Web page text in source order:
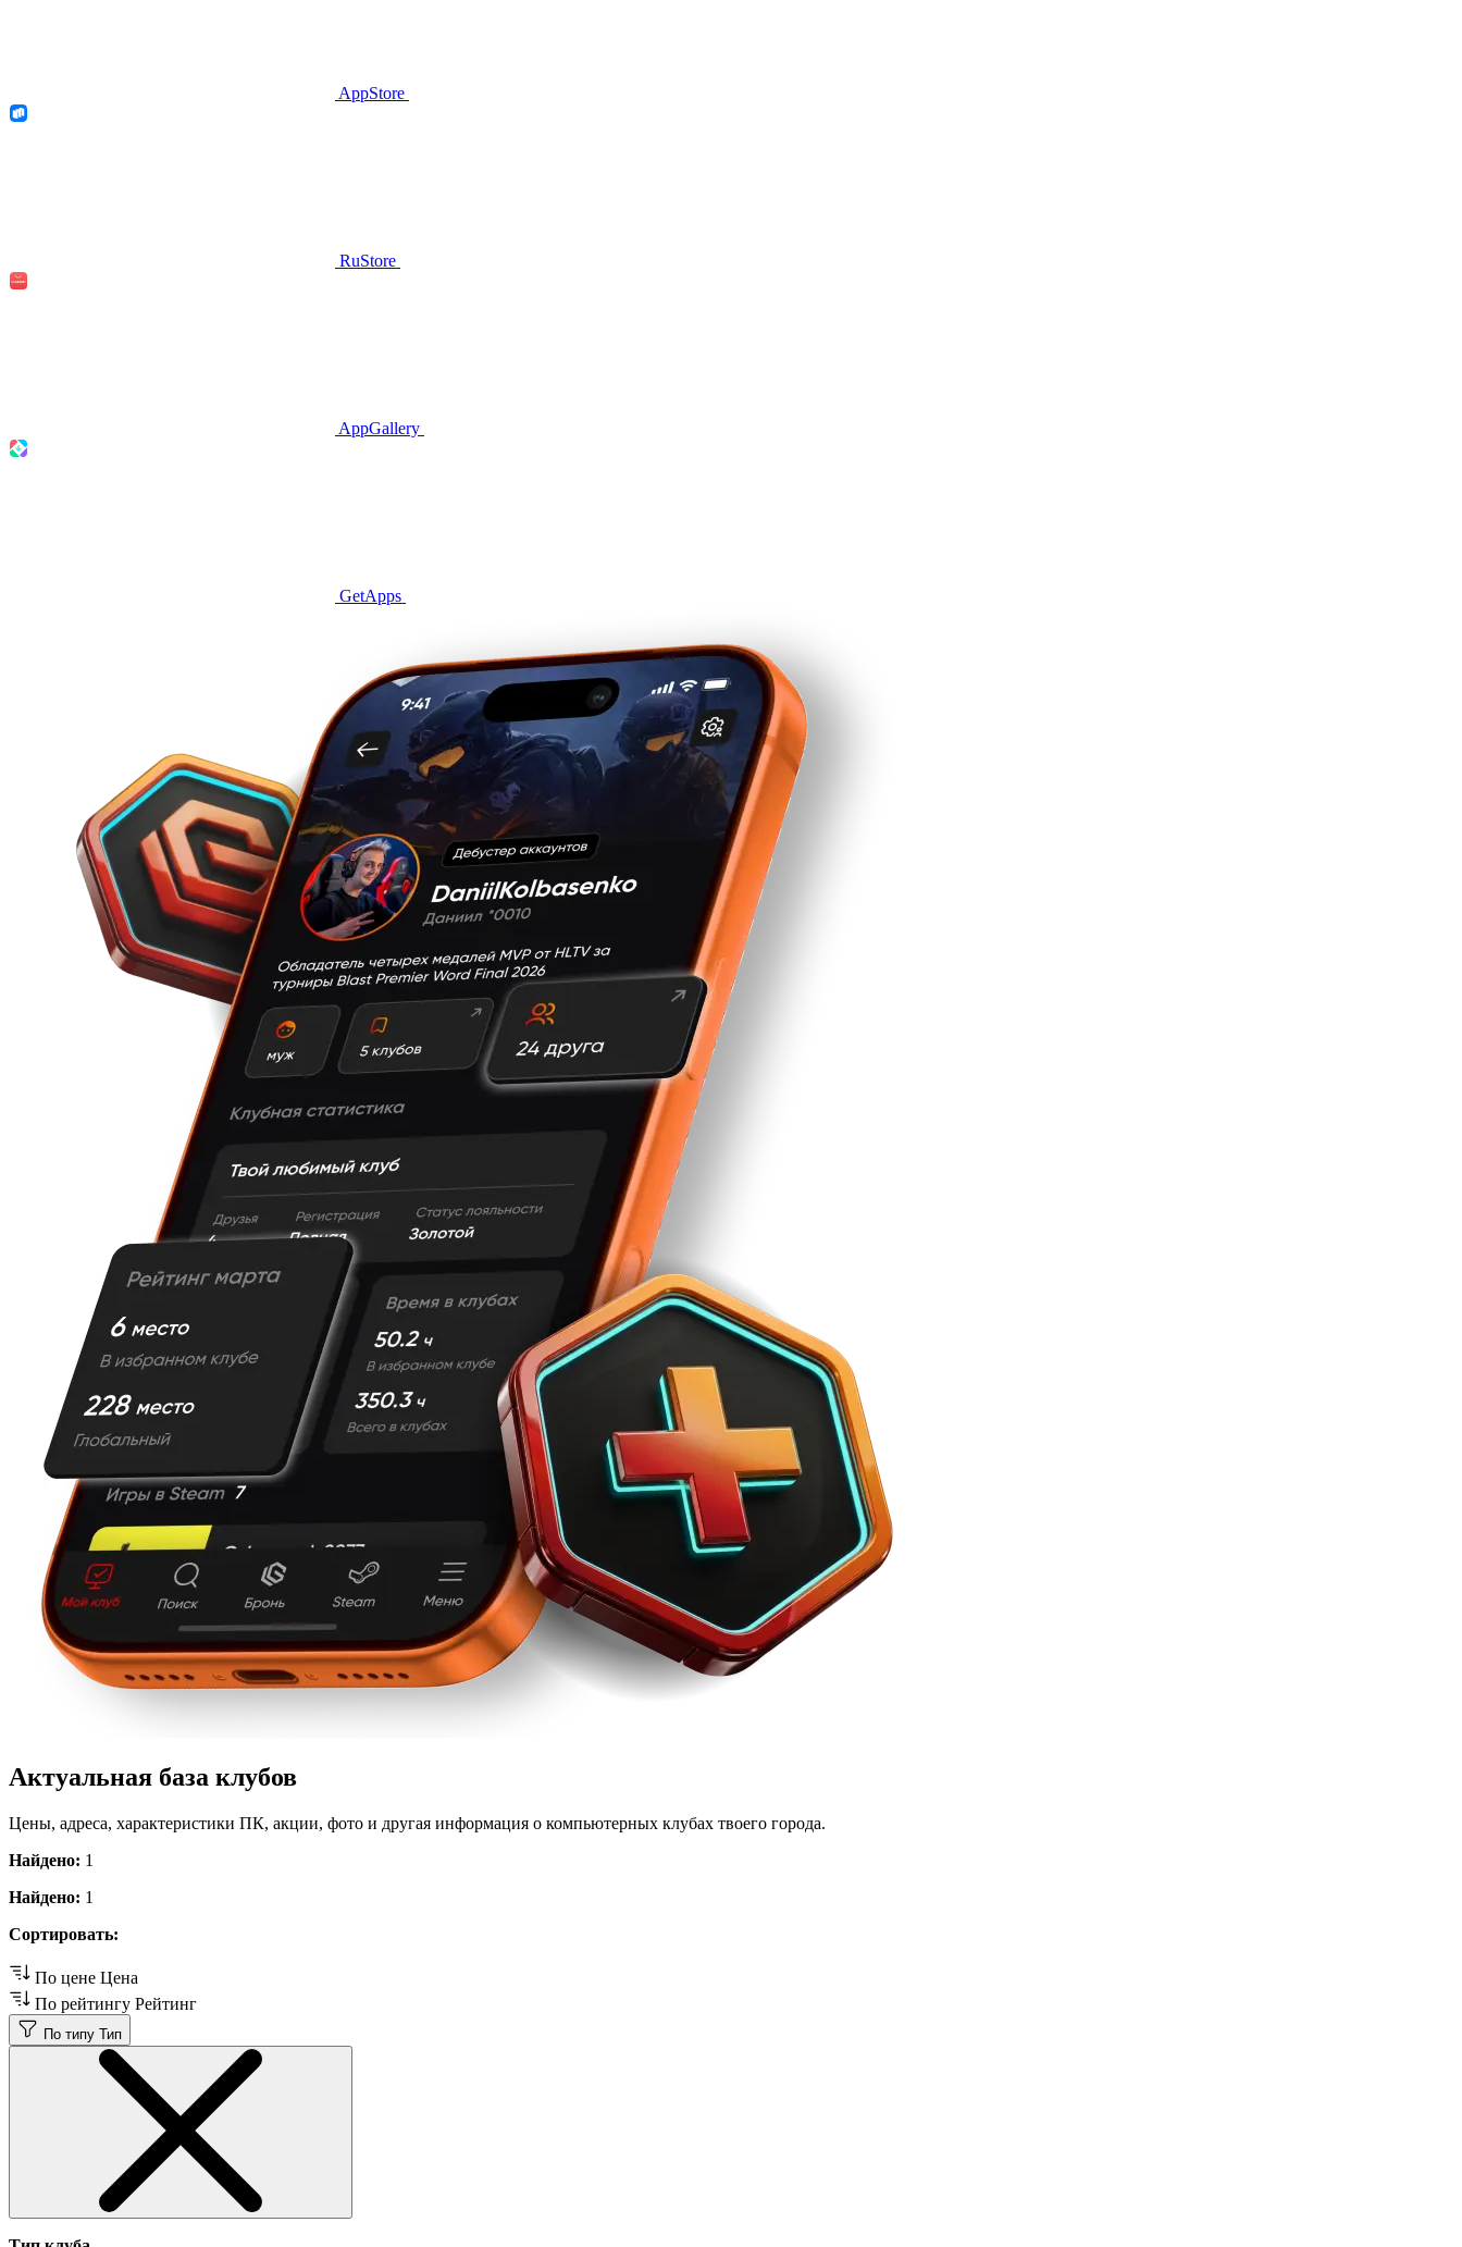
AppStore
RuStore
AppGallery
GetApps
Актуальная база клубов
Цены, адреса, характеристики ПК, акции, фото и другая информация о компьютерных клубах твоего города.
Найдено: 1
Найдено: 1
Сортировать:
По цене Цена
По рейтингу Рейтинг
По типу Тип